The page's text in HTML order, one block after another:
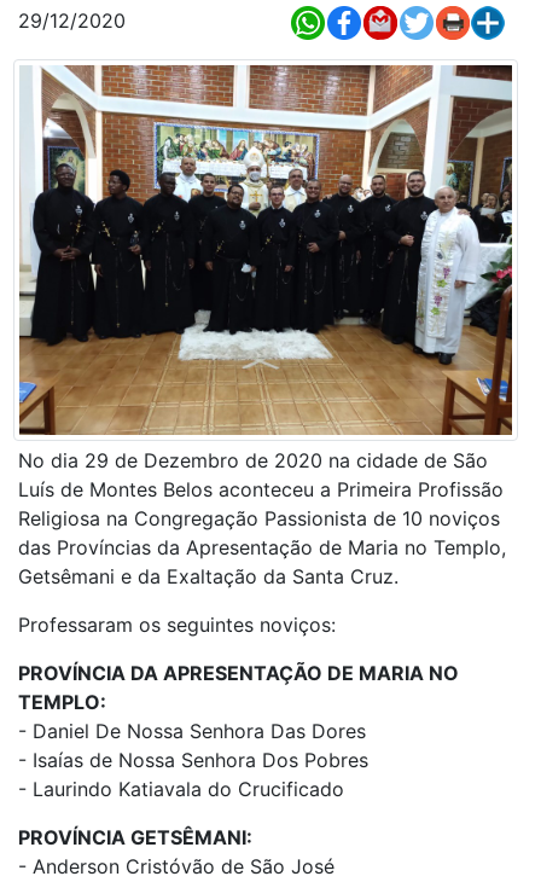
29/12/2020
No dia 29 de Dezembro de 2020 na cidade de São
Luís de Montes Belos aconteceu a Primeira Profissão
Religiosa na Congregação Passionista de 10 noviços
das Províncias da Apresentação de Maria no Templo,
Getsêmani e da Exaltação da Santa Cruz.
Professaram os seguintes noviços:
PROVÍNCIA DA APRESENTAÇÃO DE MARIA NO
TEMPLO:
- Daniel De Nossa Senhora Das Dores
- Isaías de Nossa Senhora Dos Pobres
- Laurindo Katiavala do Crucificado
PROVÍNCIA GETSÊMANI:
- Anderson Cristóvão de São José